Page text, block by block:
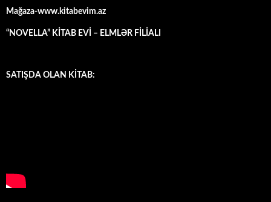
Mağaza-www.kitabevim.az
“NOVELLA” KİTAB EVİ – ELMLƏR FİLİALI
SATIŞDA OLAN KİTAB: